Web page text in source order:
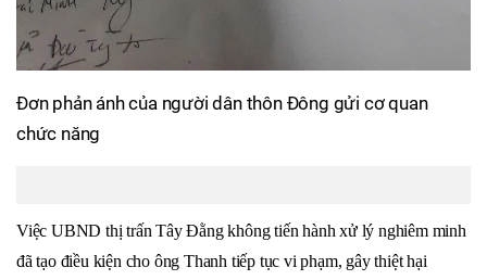
Đơn phản ánh của người dân thôn Đông gửi cơ quan
chức năng
Việc UBND thị trấn Tây Đằng không tiến hành xử lý nghiêm minh
đã tạo điều kiện cho ông Thanh tiếp tục vi phạm, gây thiệt hại